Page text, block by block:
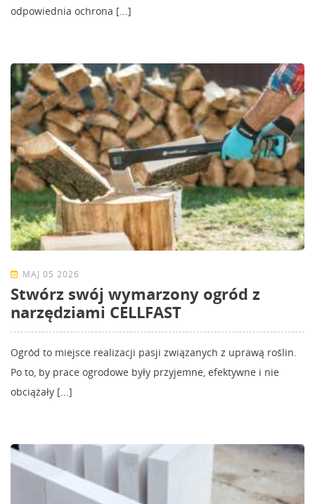
odpowiednia ochrona [...]
MAJ 05 2026
Stwórz swój wymarzony ogród z
narzędziami CELLFAST
Ogród to miejsce realizacji pasji związanych z uprawą roślin.
Po to, by prace ogrodowe były przyjemne, efektywne i nie
obciążały [...]